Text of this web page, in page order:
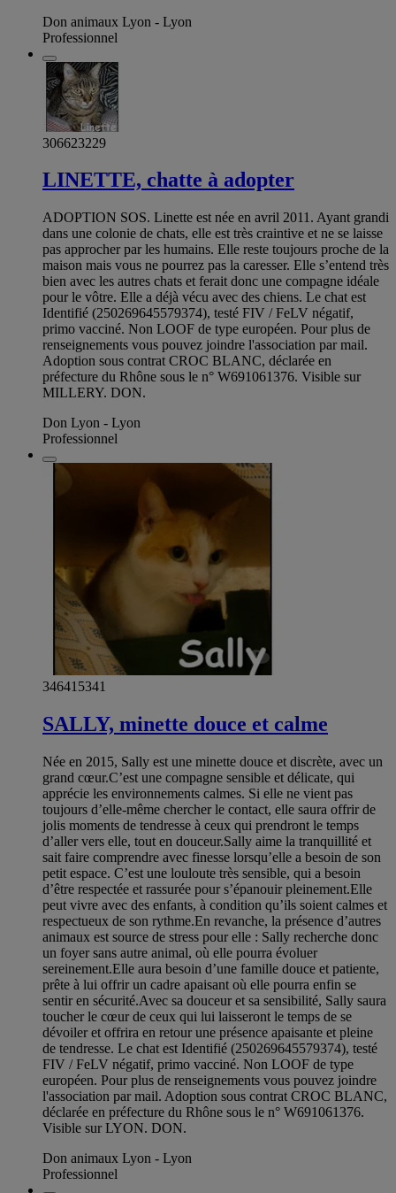
Don animaux Lyon - Lyon
Professionnel
306623229
LINETTE, chatte à adopter
ADOPTION SOS. Linette est née en avril 2011. Ayant grandi
dans une colonie de chats, elle est très craintive et ne se laisse
pas approcher par les humains. Elle reste toujours proche de la
maison mais vous ne pourrez pas la caresser. Elle s’entend très
bien avec les autres chats et ferait donc une compagne idéale
pour le vôtre. Elle a déjà vécu avec des chiens. Le chat est
Identifié (250269645579374), testé FIV / FeLV négatif,
primo vacciné. Non LOOF de type européen. Pour plus de
renseignements vous pouvez joindre l'association par mail.
Adoption sous contrat CROC BLANC, déclarée en
préfecture du Rhône sous le n° W691061376. Visible sur
MILLERY. DON.
Don Lyon - Lyon
Professionnel
346415341
SALLY, minette douce et calme
Née en 2015, Sally est une minette douce et discrète, avec un
grand cœur.C’est une compagne sensible et délicate, qui
apprécie les environnements calmes. Si elle ne vient pas
toujours d’elle-même chercher le contact, elle saura offrir de
jolis moments de tendresse à ceux qui prendront le temps
d’aller vers elle, tout en douceur.Sally aime la tranquillité et
sait faire comprendre avec finesse lorsqu’elle a besoin de son
petit espace. C’est une louloute très sensible, qui a besoin
d’être respectée et rassurée pour s’épanouir pleinement.Elle
peut vivre avec des enfants, à condition qu’ils soient calmes et
respectueux de son rythme.En revanche, la présence d’autres
animaux est source de stress pour elle : Sally recherche donc
un foyer sans autre animal, où elle pourra évoluer
sereinement.Elle aura besoin d’une famille douce et patiente,
prête à lui offrir un cadre apaisant où elle pourra enfin se
sentir en sécurité.Avec sa douceur et sa sensibilité, Sally saura
toucher le cœur de ceux qui lui laisseront le temps de se
dévoiler et offrira en retour une présence apaisante et pleine
de tendresse. Le chat est Identifié (250269645579374), testé
FIV / FeLV négatif, primo vacciné. Non LOOF de type
européen. Pour plus de renseignements vous pouvez joindre
l'association par mail. Adoption sous contrat CROC BLANC,
déclarée en préfecture du Rhône sous le n° W691061376.
Visible sur LYON. DON.
Don animaux Lyon - Lyon
Professionnel